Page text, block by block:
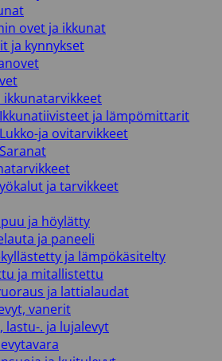
ovet ja ikkunat
ja kynnykset
ikkunatarvikkeet
Ikkunatiivisteet ja lämpömittarit
Lukko-ja ovitarvikkeet
Saranat
ja tarvikkeet
ja höylätty
ja paneeli
ja lämpökäsitelty
ja mitallistettu
ja lattialaudat
vanerit
lastu-. ja lujalevyt